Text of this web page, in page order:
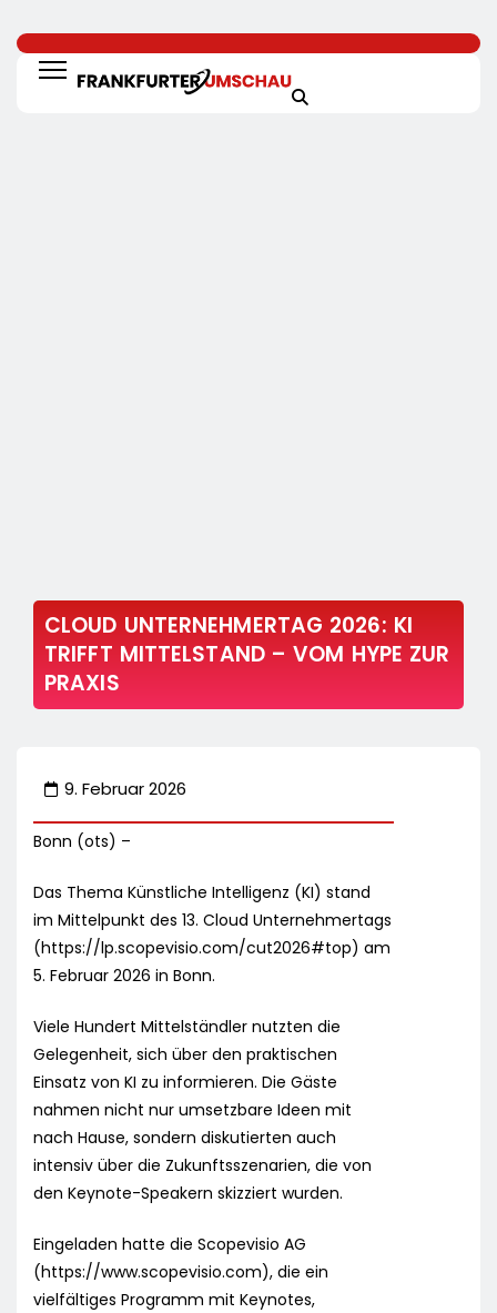
CLOUD UNTERNEHMERTAG 2026: KI
TRIFFT MITTELSTAND – VOM HYPE ZUR
PRAXIS
9. Februar 2026
Bonn (ots) –
Das Thema Künstliche Intelligenz (KI) stand
im Mittelpunkt des 13. Cloud Unternehmertags
(https://lp.scopevisio.com/cut2026#top) am
5. Februar 2026 in Bonn.
Viele Hundert Mittelständler nutzten die
Gelegenheit, sich über den praktischen
Einsatz von KI zu informieren. Die Gäste
nahmen nicht nur umsetzbare Ideen mit
nach Hause, sondern diskutierten auch
intensiv über die Zukunftsszenarien, die von
den Keynote-Speakern skizziert wurden.
Eingeladen hatte die Scopevisio AG
(https://www.scopevisio.com), die ein
vielfältiges Programm mit Keynotes,